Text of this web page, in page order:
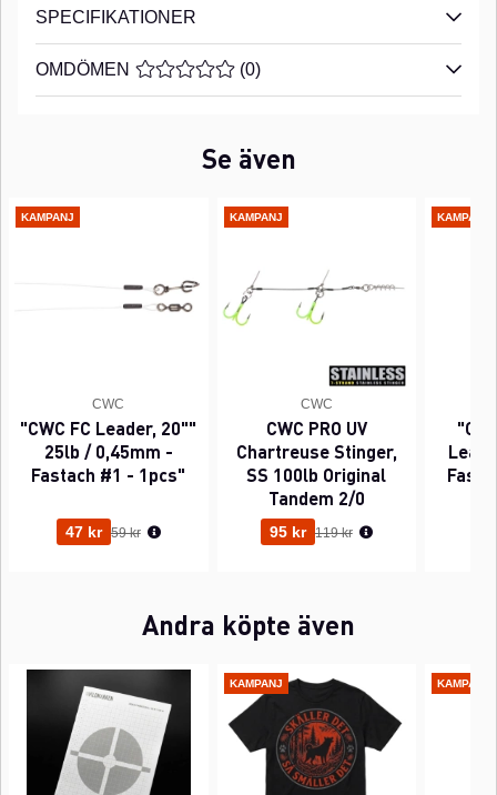
SPECIFIKATIONER
OMDÖMEN MEDELBETYG 0 AV 5 ANTAL BETYG 0
(0)
Se även
KAMPANJ
CWC
"CWC FC Leader, 20""
25lb / 0,45mm -
Fastach #1 - 1pcs"
47 kr Ordinarie pris:
59 kr
KAMPANJ
CWC
CWC PRO UV
Chartreuse Stinger,
SS 100lb Original
Tandem 2/0
95 kr Ordinarie pris:
119 kr
KAMPANJ
Andra köpte även
KAMPANJ KAMPANJ